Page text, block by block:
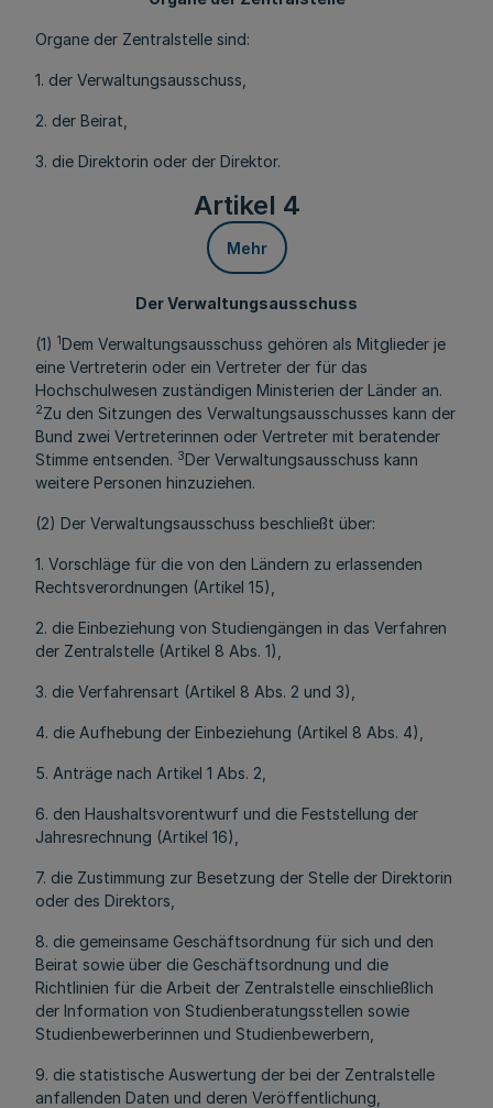
Organe der Zentralstelle sind:
1. der Verwaltungsausschuss,
2. der Beirat,
3. die Direktorin oder der Direktor.
Artikel 4
Mehr
Der Verwaltungsausschuss
(1) 1Dem Verwaltungsausschuss gehören als Mitglieder je
eine Vertreterin oder ein Vertreter der für das
Hochschulwesen zuständigen Ministerien der Länder an.
2Zu den Sitzungen des Verwaltungsausschusses kann der
Bund zwei Vertreterinnen oder Vertreter mit beratender
Stimme entsenden. 3Der Verwaltungsausschuss kann
weitere Personen hinzuziehen.
(2) Der Verwaltungsausschuss beschließt über:
1. Vorschläge für die von den Ländern zu erlassenden
Rechts­verordnungen (Artikel 15),
2. die Einbeziehung von Studiengängen in das Verfahren
der Zentralstelle (Artikel 8 Abs. 1),
3. die Verfahrensart (Artikel 8 Abs. 2 und 3),
4. die Aufhebung der Einbeziehung (Artikel 8 Abs. 4),
5. Anträge nach Artikel 1 Abs. 2,
6. den Haushaltsvorentwurf und die Feststellung der
Jahresrechnung (Artikel 16),
7. die Zustimmung zur Besetzung der Stelle der Direktorin
oder des Direktors,
8. die gemeinsame Geschäftsordnung für sich und den
Beirat sowie über die Geschäftsordnung und die
Richtlinien für die Arbeit der Zentralstelle einschließlich
der Information von Studienberatungsstellen sowie
Studienbewerberinnen und Studienbewerbern,
9. die statistische Auswertung der bei der Zentralstelle
anfallenden Daten und deren Veröffentlichung,